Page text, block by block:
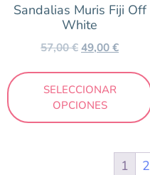
Sandalias Muris Fiji Off
White
57,00€49,00€
SELECCIONAR
OPCIONES
1 2